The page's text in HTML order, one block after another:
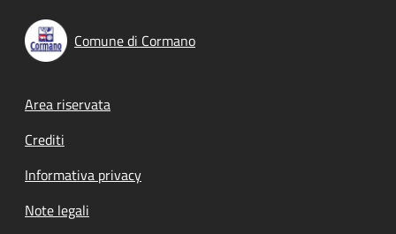
Comune di Cormano
Footer menu
Area riservata
Crediti
Informativa privacy
Note legali